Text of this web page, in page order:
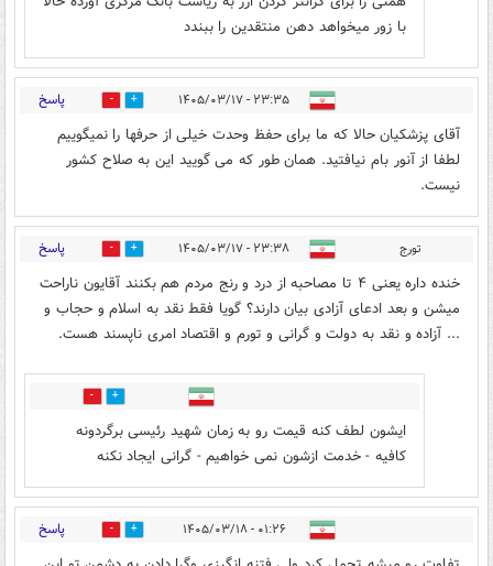
با زور میخواهد دهن منتقدین را ببندد
۲۳:۳۵ - ۱۴۰۵/۰۳/۱۷ 4 پاسخ
آقای پزشکیان حالا که ما برای حفظ وحدت خیلی از حرفها را نمیگوییم
لطفا از آنور بام نیافتید. همان طور که می گویید این به صلاح کشور
نیست.
تورج ۲۳:۳۸ - ۱۴۰۵/۰۳/۱۷ 6 پاسخ
خنده داره یعنی ۴ تا مصاحبه از درد و رنج مردم هم بکنند آقایون ناراحت
میشن و بعد ادعای آزادی بیان دارند؟ گویا فقط نقد به اسلام و حجاب و
... آزاده و نقد به دولت و گرانی و تورم و اقتصاد امری ناپسند هست.
3
ایشون لطف کنه قیمت رو به زمان شهید رئیسی برگردونه
کافیه - خدمت ازشون نمی خواهیم - گرانی ایجاد نکنه
۰۱:۲۶ - ۱۴۰۵/۰۳/۱۸ 4 پاسخ